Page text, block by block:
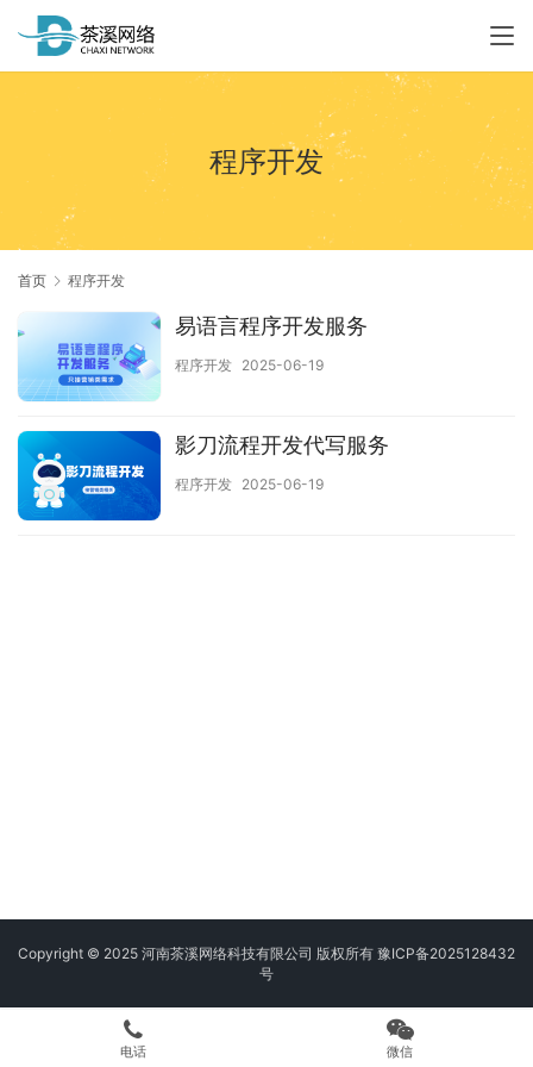
程序开发
首页 程序开发
易语言程序开发服务
程序开发 2025-06-19
影刀流程开发代写服务
程序开发 2025-06-19
Copyright © 2025 河南茶溪网络科技有限公司 版权所有 豫ICP备2025128432
号
电话 微信